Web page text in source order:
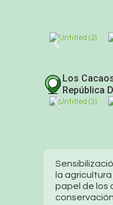
la
papel de los
conservación
Los
República